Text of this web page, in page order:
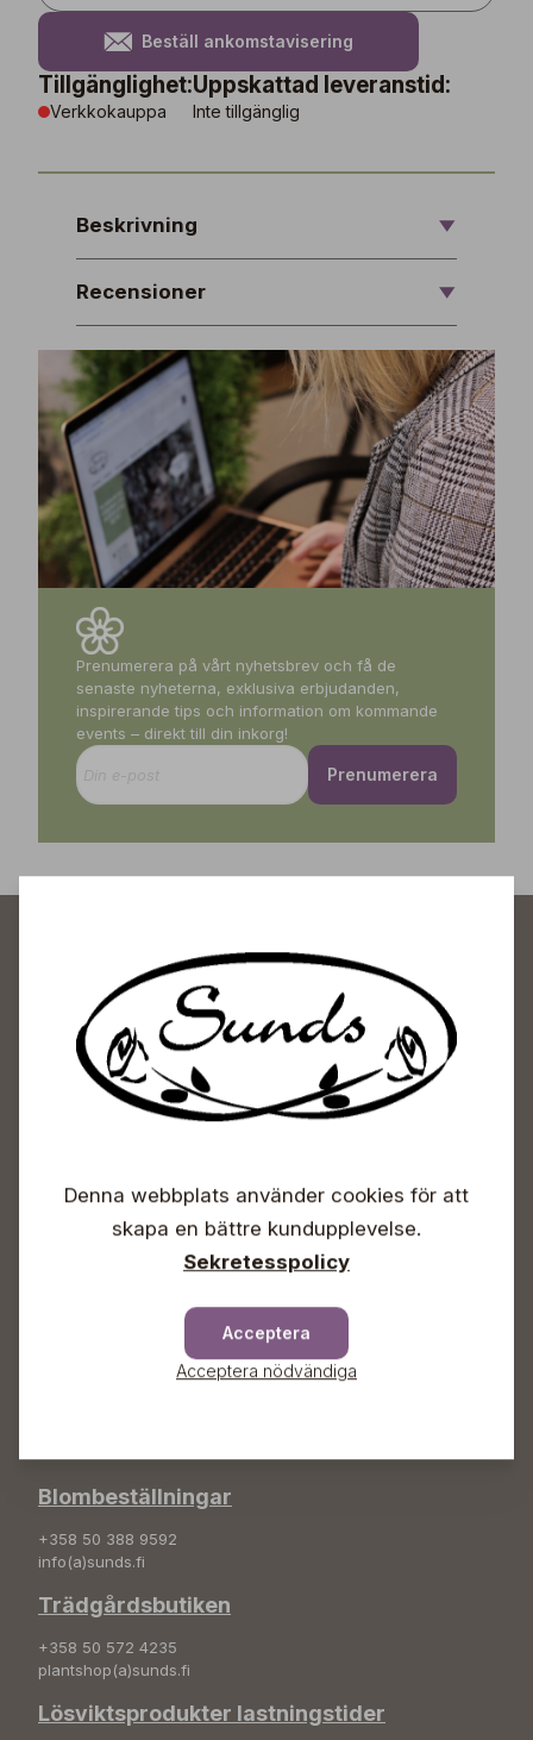
Beställ ankomstavisering
Tillgänglighet:
Verkkokauppa
Uppskattad leveranstid:
Inte tillgänglig
Beskrivning
Recensioner
Prenumerera på vårt nyhetsbrev och få de
senaste nyheterna, exklusiva erbjudanden,
inspirerande tips och information om kommande
events – direkt till din inkorg!
Prenumerera
Sunds Trädgårdscenter
Lördagar 09-16
Blombeställningar
+358 50 388 9592
info(a)sunds.fi
Trädgårdsbutiken
+358 50 572 4235
plantshop(a)sunds.fi
Lösviktsprodukter lastningstider
Denna webbplats använder cookies för att
skapa en bättre kundupplevelse.
Sekretesspolicy
Acceptera
Acceptera nödvändiga